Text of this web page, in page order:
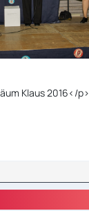
Klaus 2016</p>